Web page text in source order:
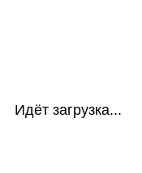
Идёт загрузка...